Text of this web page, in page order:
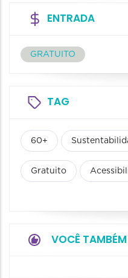
ENTRADA
GRATUITO
TAG
60+
Gratuito
VOCÊ TAMBÉM